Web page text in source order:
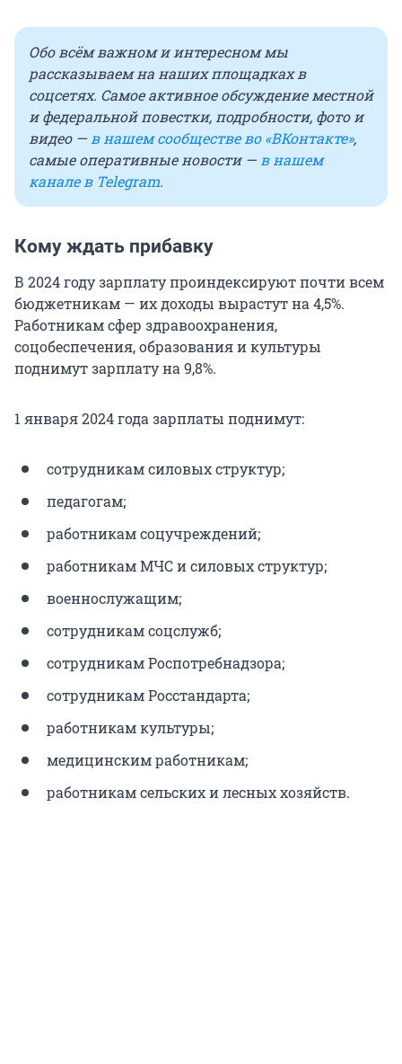
Обо всём важном и интересном мы
рассказываем на наших площадках в
соцсетях. Самое активное обсуждение местной
и федеральной повестки, подробности, фото и
видео — в нашем сообществе во «ВКонтакте»,
самые оперативные новости — в нашем
канале в Telegram.
Кому ждать прибавку
В 2024 году зарплату проиндексируют почти всем
бюджетникам — их доходы вырастут на 4,5%.
Работникам сфер здравоохранения,
соцобеспечения, образования и культуры
поднимут зарплату на 9,8%.
1 января 2024 года зарплаты поднимут:
сотрудникам силовых структур;
педагогам;
работникам соцучреждений;
работникам МЧС и силовых структур;
военнослужащим;
сотрудникам соцслужб;
сотрудникам Роспотребнадзора;
сотрудникам Росстандарта;
работникам культуры;
медицинским работникам;
работникам сельских и лесных хозяйств.